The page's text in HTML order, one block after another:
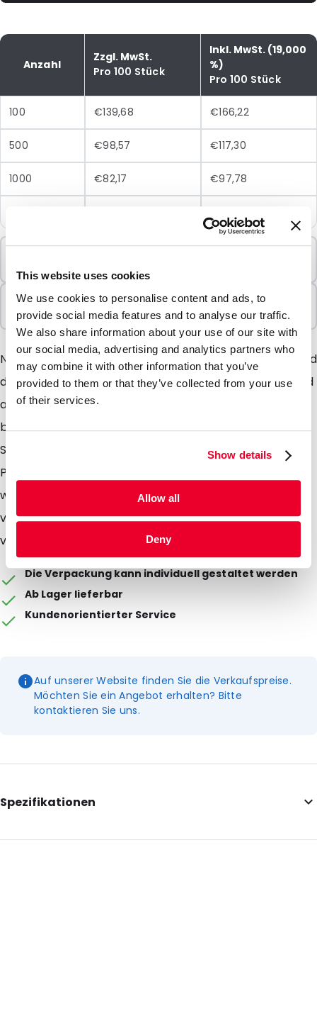
This website uses cookies
We use cookies to personalise content and ads, to
provide social media features and to analyse our traffic.
We also share information about your use of our site with
our social media, advertising and analytics partners who
may combine it with other information that you’ve
provided to them or that they’ve collected from your use
of their services.
Show details
Allow all
Deny
Anzahl
Zzgl. MwSt.
Pro 100 Stück
Inkl. MwSt. (19,000
%)
Pro 100 Stück
100 €139,68 €166,22
500 €98,57 €117,30
1000 €82,17 €97,78
100 Einheiten
In Paketen verkauft
100 Einheiten
Neu: unsere Seitenfaltenbeutel Wie der Name sagt sind
die Beutel mit Seitenfalte und Boden versehen. Sie sind
aus hochwertiger Aluverbundfolie produziert. Somit
besitzt der Beutel gute Barrieeigenschaften. Die
Seitenfaltenbeutel sind für Food sowie für Nonfood-
Produkte geeignet. Der Beutel ist nicht
wiederverschliessbar, kann aber nach der Befüllung
verschweisst werden. Die silberne Aussenschicht
verleiht dem Beutel ein attraktives Design.
Die Verpackung kann individuell gestaltet werden
Ab Lager lieferbar
Kundenorientierter Service
Auf unserer Website finden Sie die Verkaufspreise.
Möchten Sie ein Angebot erhalten? Bitte
kontaktieren Sie uns.
Spezifikationen
Internal Length: 375